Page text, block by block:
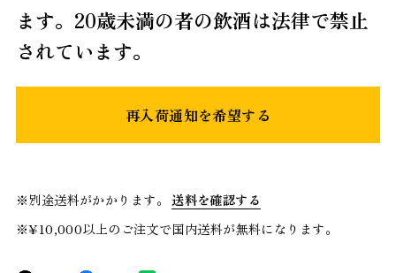
ます。20歳未満の者の飲酒は法律で禁止
されています。
再入荷通知を希望する
※別途送料がかかります。 送料を確認する
※¥10,000以上のご注文で国内送料が無料になります。